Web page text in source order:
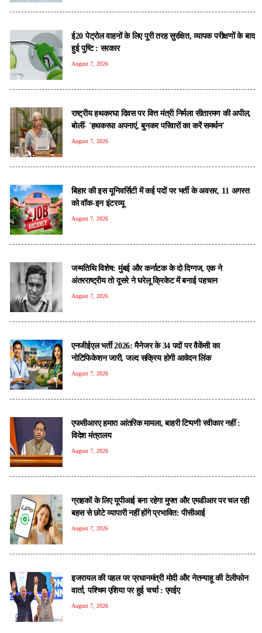
ई20 पेट्रोल वाहनों के लिए पूरी तरह सुरक्षित, व्यापक परीक्षणों के बाद
हुई पुष्टि : सरकार
August 7, 2026
राष्ट्रीय हथकरघा दिवस पर वित्त मंत्री निर्मला सीतारमण की अपील,
बोलीं- 'हथकरघा अपनाएं, बुनकर परिवारों का करें समर्थन'
August 7, 2026
बिहार की इस यूनिवर्सिटी में कई पदों पर भर्ती के अवसर, 11 अगस्त
को वॉक-इन इंटरव्यू
August 7, 2026
जन्मतिथि विशेष: मुंबई और कर्नाटक के दो दिग्गज, एक ने
अंतरराष्ट्रीय तो दूसरे ने घरेलू क्रिकेट में बनाई पहचान
August 7, 2026
एनजीईएल भर्ती 2026: मैनेजर के 34 पदों पर वैकेंसी का
नोटिफिकेशन जारी, जल्द सक्रिय होगी आवेदन लिंक
August 7, 2026
एफसीआरए हमारा आंतर‍िक मामला, बाहरी ट‍िप्‍पणी स्‍वीकार नहीं :
व‍िदेश मंत्रालय
August 7, 2026
ग्राहकों के लिए यूपीआई बना रहेगा मुफ्त और एमडीआर पर चल रही
बहस से छोटे व्यापारी नहीं होंगे प्रभावित: पीसीआई
August 7, 2026
इजरायल की पहल पर प्रधानमंत्री मोदी और नेतन्याहू की टेलीफोन
वार्ता, पश्चिम एशिया पर हुई चर्चा : एमईए
August 7, 2026